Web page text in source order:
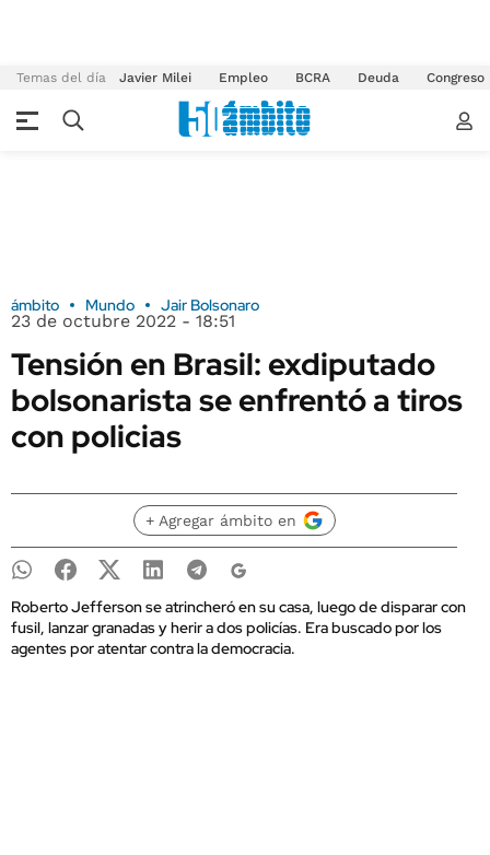
Temas del día Javier Milei Empleo BCRA Deuda Congreso
ámbito Mundo Jair Bolsonaro
23 de octubre 2022 - 18:51
Tensión en Brasil: exdiputado
bolsonarista se enfrentó a tiros
con policias
+ Agregar ámbito en
Roberto Jefferson se atrincheró en su casa, luego de disparar con
fusil, lanzar granadas y herir a dos policías. Era buscado por los
agentes por atentar contra la democracia.